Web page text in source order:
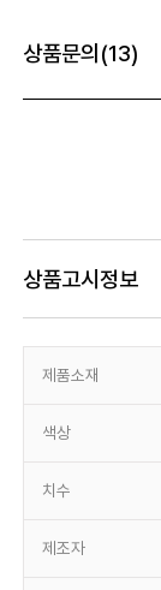
상품문의(13)
상품고시정보
제품소재
색상
치수
제조자